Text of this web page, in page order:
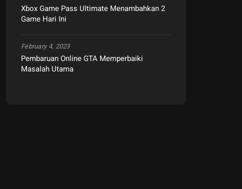
Xbox Game Pass Ultimate Menambahkan 2
Game Hari Ini
Pembaruan Online GTA Memperbaiki
Masalah Utama
February 4, 2023